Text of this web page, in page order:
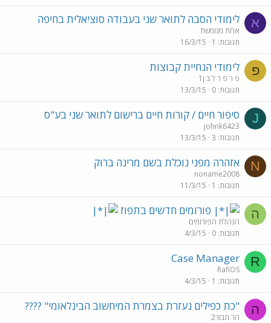
א לימודי הסבה לתואר שני בעבודה סוציאלית בחיפה
אחת מנומשת
תגובות 1
16/3/15
פ לימודי הנחיית קבוצות
פ ר פ ר ל ב ן1
תגובות 0
13/3/15
J סיפור חיים / קורות חיים ברישום לתואר שני בע"ס
johnk6423
תגובות 3
13/3/15
N אזהרה מפני נוכלת בשם מרינה ברוק
noname2008
תגובות 1
11/3/15
ה פורומים חדשים בתפוז
הנהלת הפורומים
תגובות 0
4/3/15
R
Case Manager
RafiOS
תגובות 1
4/3/15
ה "כת כפילים נעזרת בצמרת המיחשוב הבינלאומי" ????
הר תבור2